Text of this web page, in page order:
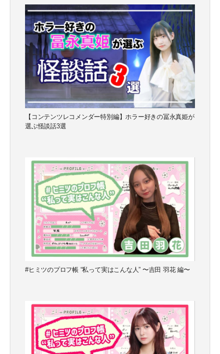
【コンテンツレコメンダー特別編】ホラー好きの冨永真姫が
選ぶ怪談話3選
#ヒミツのプロフ帳 “私って実はこんな人” 〜吉田 羽花 編〜